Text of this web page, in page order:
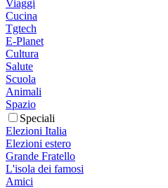
Viaggi
Cucina
Tgtech
E-Planet
Cultura
Salute
Scuola
Animali
Spazio
Speciali
Elezioni Italia
Elezioni estero
Grande Fratello
L'isola dei famosi
Amici